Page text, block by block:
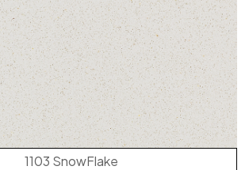
1103 SnowFlake